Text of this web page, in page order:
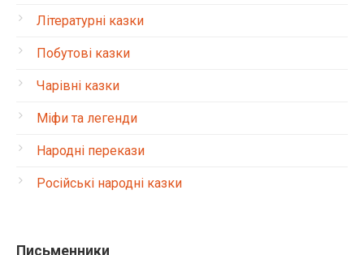
Літературні казки
Побутові казки
Чарівні казки
Міфи та легенди
Народні перекази
Російські народні казки
Письменники